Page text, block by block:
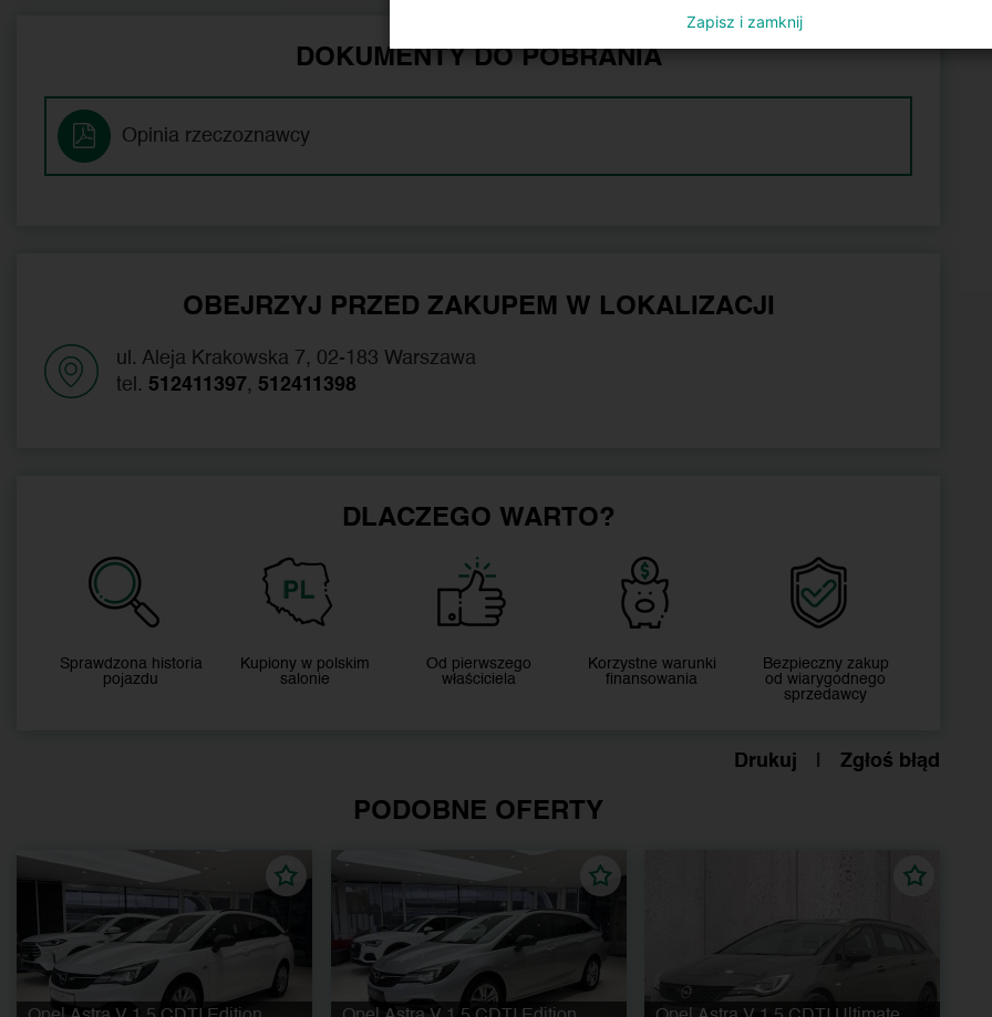
DOKUMENTY DO POBRANIA
Opinia rzeczoznawcy
OBEJRZYJ PRZED ZAKUPEM W LOKALIZACJI
ul. Aleja Krakowska 7, 02-183 Warszawa
tel. 512411397, 512411398
DLACZEGO WARTO?
Sprawdzona historia
pojazdu
Kupiony w polskim
salonie
Od pierwszego
właściciela
Korzystne warunki
finansowania
Bezpieczny zakup
od wiarygodnego
sprzedawcy
Drukuj Zgłoś błąd
PODOBNE OFERTY
Zapisz i zamknij